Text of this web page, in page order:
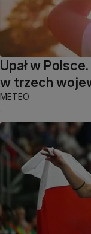
Upał w
w trzech
METEO